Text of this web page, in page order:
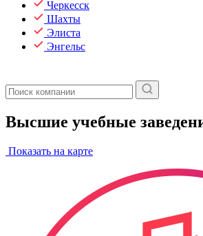
Черкесск
Шахты
Элиста
Энгельс
Высшие учебные
Показать на карте